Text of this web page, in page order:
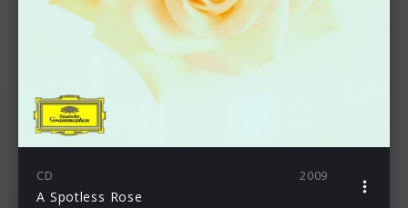
CD 2009
A Spotless Rose